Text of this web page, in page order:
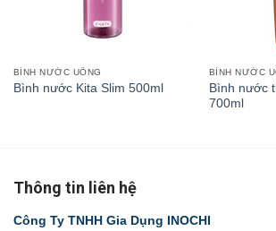
BÌNH NƯỚC UỐNG
Bình nước Kita Slim 500ml
BÌNH NƯỚC
Bình nước
700ml
Thông tin liên hệ
Công Ty TNHH Gia Dụng INOCHI